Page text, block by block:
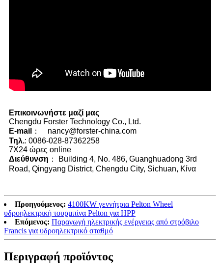
Επικοινωνήστε μαζί μας
Chengdu Forster Technology Co., Ltd.
E-mail
： nancy@forster-china.com
Τηλ.: 0086-028-87362258
7X24 ώρες online
Διεύθυνση ： Building 4, No. 486, Guanghuadong 3rd
Road, Qingyang District, Chengdu City, Sichuan, Κίνα
Προηγούμενος: 4100KW γεννήτρια Pelton Wheel
υδροηλεκτρική τουρμπίνα Pelton για HPP
Επόμενος: Παραγωγή ηλεκτρικής ενέργειας από στρόβιλο
Francis για υδροηλεκτρικό σταθμό
Περιγραφή προϊόντος